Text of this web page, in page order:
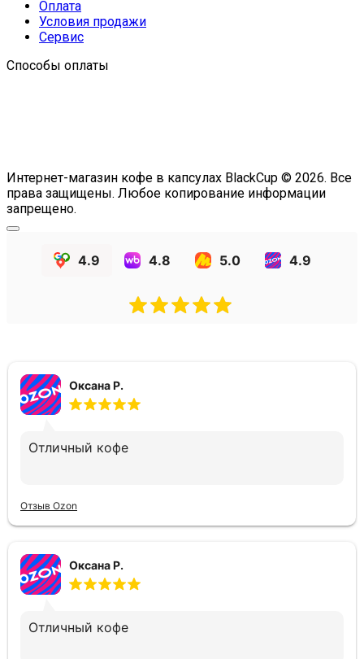
Оплата
Условия продажи
Сервис
Способы оплаты
Интернет-магазин кофе в капсулах BlackCup © 2026. Все
права защищены. Любое копирование информации
запрещено.
4.9 4.8 5.0 4.9
Оксана Р.
Отличный кофе
Отзыв Ozon
Оксана Р.
Отличный кофе